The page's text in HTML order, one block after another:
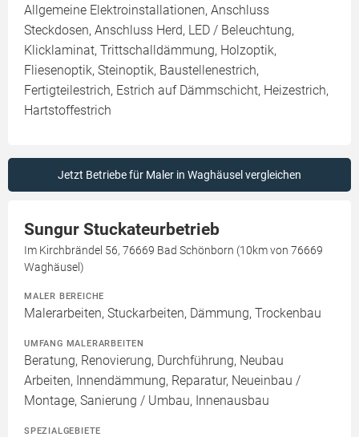
Allgemeine Elektroinstallationen, Anschluss
Steckdosen, Anschluss Herd, LED / Beleuchtung,
Klicklaminat, Trittschalldämmung, Holzoptik,
Fliesenoptik, Steinoptik, Baustellenestrich,
Fertigteilestrich, Estrich auf Dämmschicht, Heizestrich,
Hartstoffestrich
Jetzt Betriebe für Maler in Waghäusel vergleichen
Sungur Stuckateurbetrieb
Im Kirchbrändel 56, 76669 Bad Schönborn (10km von 76669
Waghäusel)
MALER BEREICHE
Malerarbeiten, Stuckarbeiten, Dämmung, Trockenbau
UMFANG MALERARBEITEN
Beratung, Renovierung, Durchführung, Neubau
Arbeiten, Innendämmung, Reparatur, Neueinbau /
Montage, Sanierung / Umbau, Innenausbau
SPEZIALGEBIETE